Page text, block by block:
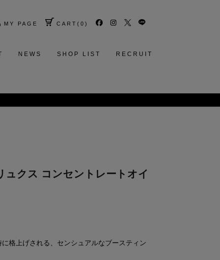
MY PAGE CART ( 0 )
NEWS SHOP LIST RECRUIT
ュクス コンセントレートオイ
格上げされる、センシュアルなブースティン